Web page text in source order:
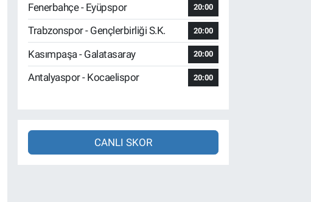
Fenerbahçe - Eyüpspor 20:00
Trabzonspor - Gençlerbirliği S.K. 20:00
Kasımpaşa - Galatasaray 20:00
Antalyaspor - Kocaelispor 20:00
CANLI SKOR